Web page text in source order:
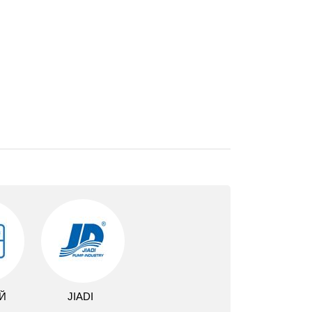
JIADI